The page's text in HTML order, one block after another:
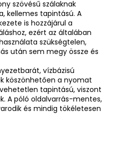
szövésű szálaknak
kellemes tapintású. A
is hozzájárul a
ezért az általában
szükségtelen,
után sem megy össze és
vízbázisú
köszönhetően a nyomat
tapintású, viszont
A póló oldalvarrás-mentes,
és mindig tökéletesen